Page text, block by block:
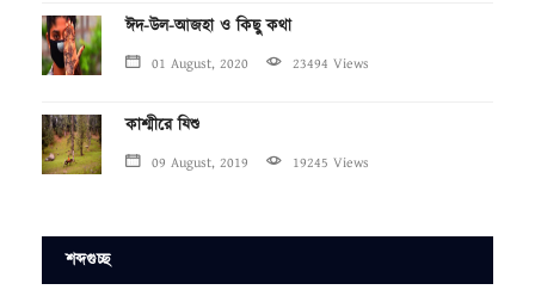
ঈদ-উল-আজহা ও কিছু কথা
01 August, 2020 23494 Views
কাশ্মীরে যিশু
09 August, 2019 19245 Views
শব্দগুচ্ছ